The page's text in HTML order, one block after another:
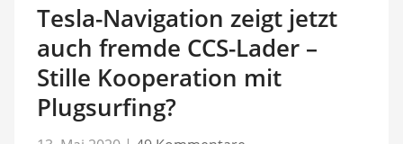
Tesla-Navigation zeigt jetzt
auch fremde CCS-Lader –
Stille Kooperation mit
Plugsurfing?